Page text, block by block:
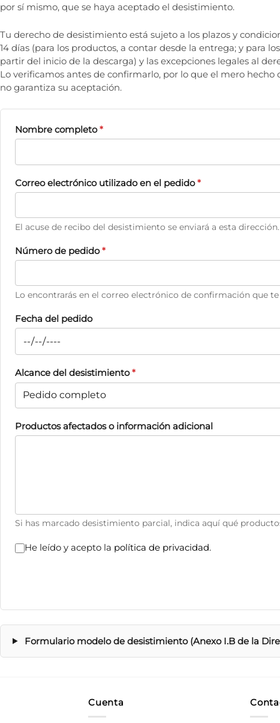
por sí mismo, que se haya aceptado el desistimiento.
Tu derecho de desistimiento está sujeto a los plazos y
14 días (para los productos, a contar desde la entrega; y para
partir del inicio de la descarga) y las excepciones legales al
Lo verificamos antes de confirmarlo, por lo que el mero hecho
no garantiza su aceptación.
Nombre completo*
Correo electrónico utilizado en el pedido*
El acuse de recibo del desistimiento se enviará a esta dirección.
Número de pedido*
Lo encontrarás en el correo electrónico de confirmación que te
Fecha del pedido
Alcance del desistimiento*
Productos afectados o información adicional
Si has marcado desistimiento parcial, indica aquí qué
He leído y acepto la política de privacidad.
Formulario modelo de desistimiento (Anexo I.B de la
Cuenta